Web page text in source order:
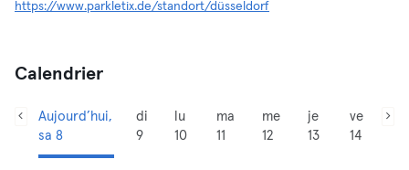
https://www.parkletix.de/standort/düsseldorf
Calendrier
Aujourd’hui,
sa 8
di
9
lu
10
ma
11
me
12
je
13
ve
14